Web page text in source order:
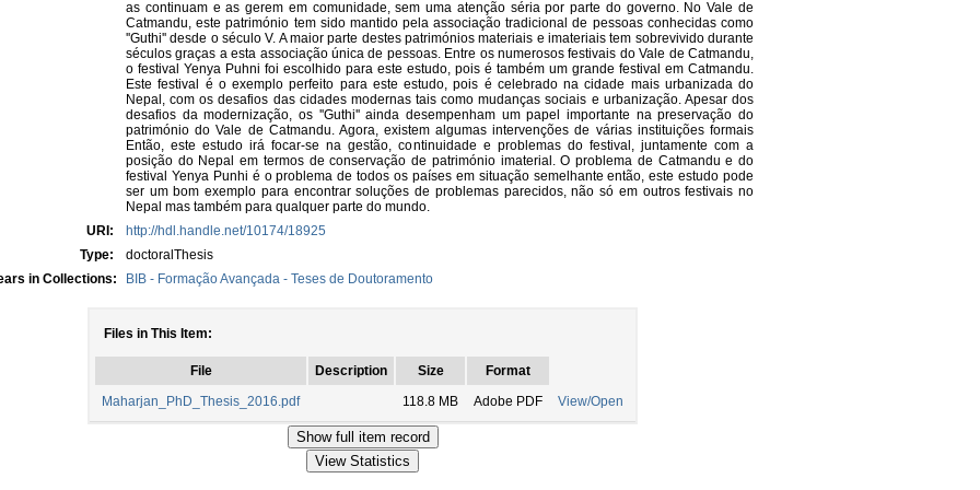
as continuam e as gerem em comunidade, sem uma atenção séria por parte do governo. No Vale de
Catmandu, este património tem sido mantido pela associação tradicional de pessoas conhecidas como
''Guthi'' desde o século V. A maior parte destes patrimónios materiais e imateriais tem sobrevivido durante
séculos graças a esta associação única de pessoas. Entre os numerosos festivais do Vale de Catmandu,
o festival Yenya Puhni foi escolhido para este estudo, pois é também um grande festival em Catmandu.
Este festival é o exemplo perfeito para este estudo, pois é celebrado na cidade mais urbanizada do
Nepal, com os desafios das cidades modernas tais como mudanças sociais e urbanização. Apesar dos
desafios da modernização, os ''Guthi'' ainda desempenham um papel importante na preservação do
património do Vale de Catmandu. Agora, existem algumas intervenções de várias instituições formais
Então, este estudo irá focar-se na gestão, continuidade e problemas do festival, juntamente com a
posição do Nepal em termos de conservação de património imaterial. O problema de Catmandu e do
festival Yenya Punhi é o problema de todos os países em situação semelhante então, este estudo pode
ser um bom exemplo para encontrar soluções de problemas parecidos, não só em outros festivais no
Nepal mas também para qualquer parte do mundo.
URI:
http://hdl.handle.net/10174/18925
Type:
doctoralThesis
in Collections:
BIB - Formação Avançada - Teses de Doutoramento
Files in This Item:
File Description Size
Format
Maharjan_PhD_Thesis_2016.pdf
118.8 MB Adobe PDF View/Open